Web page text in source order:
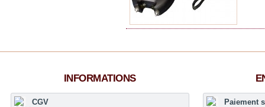
INFORMATIONS
CGV Paiement